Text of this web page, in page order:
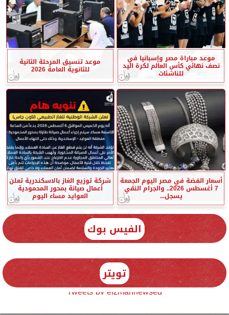
موعد مباراة مصر وإسبانيا في
نصف نهائي كأس العالم لكرة اليد
للناشئات
موعد تنسيق المرحلة الثانية
للثانوية العامة 2026
أسعار الفضة في مصر اليوم الجمعة
7 أغسطس 2026.. والجرام النقي
يسجل...
شركة توزيع الغاز بالاسكندرية تعلن
أعمال صيانة بمحور المحمودية
العوايد مساء اليوم
الفيس بوك
تويتر
Tweets by elzmannewseg